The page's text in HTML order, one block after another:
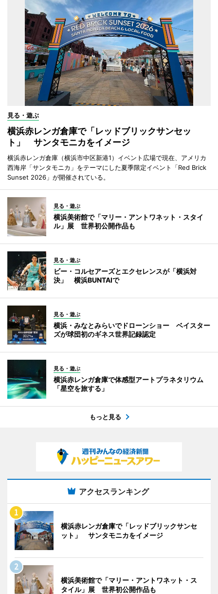
見る・遊ぶ
横浜赤レンガ倉庫で「レッドブリックサンセッ
ト」 サンタモニカをイメージ
横浜赤レンガ倉庫（横浜市中区新港1）イベント広場で現在、アメリカ
西海岸「サンタモニカ」をテーマにした夏季限定イベント「Red Brick
Sunset 2026」が開催されている。
見る・遊ぶ
横浜美術館で「マリー・アントワネット・スタイ
ル」展 世界初公開作品も
見る・遊ぶ
ビー・コルセアーズとエクセレンスが「横浜対
決」 横浜BUNTAIで
見る・遊ぶ
横浜・みなとみらいでドローンショー ベイスター
ズが球団初のギネス世界記録認定
見る・遊ぶ
横浜赤レンガ倉庫で体感型アートプラネタリウム
「星空を旅する」
もっと見る
アクセスランキング
横浜赤レンガ倉庫で「レッドブリックサンセ
ット」 サンタモニカをイメージ
横浜美術館で「マリー・アントワネット・ス
タイル」展 世界初公開作品も